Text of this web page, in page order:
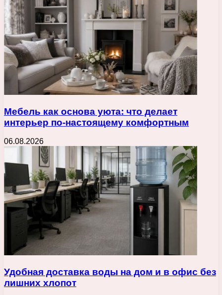
Мебель как основа уюта: что делает
интерьер по-настоящему комфортным
06.08.2026
Удобная доставка воды на дом и в офис без
лишних хлопот